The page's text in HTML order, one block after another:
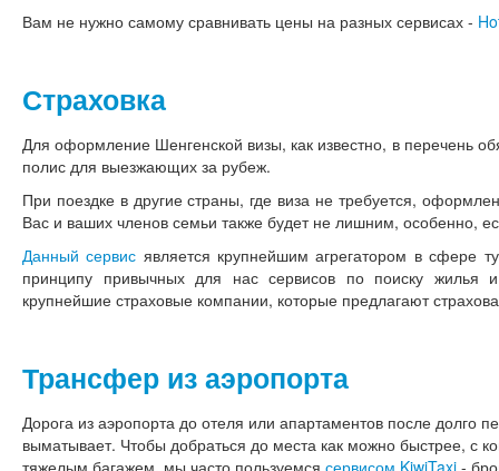
Вам не нужно самому сравнивать цены на разных сервисах -
Страховка
Для оформление Шенгенской визы, как известно, в перечень
полис для выезжающих за рубеж.
При поездке в другие страны, где виза не требуется,
Вас и ваших членов семьи также будет не лишним, особенно,
Данный сервис является крупнейшим агрегатором в сфере
принципу привычных для нас сервисов по поиску жилья
крупнейшие страховые компании, которые предлагают
Трансфер из аэропорта
Дорога из аэропорта до отеля или апартаментов после долго
выматывает. Чтобы добраться до места как можно быстрее, с
тяжелым багажем, мы часто пользуемся сервисом KiwiTaxi -